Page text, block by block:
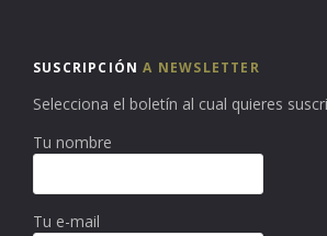
SUSCRIPCIÓNA NEWSLETTER
Selecciona el boletín al cual quieres
Tu nombre
Tu e-mail